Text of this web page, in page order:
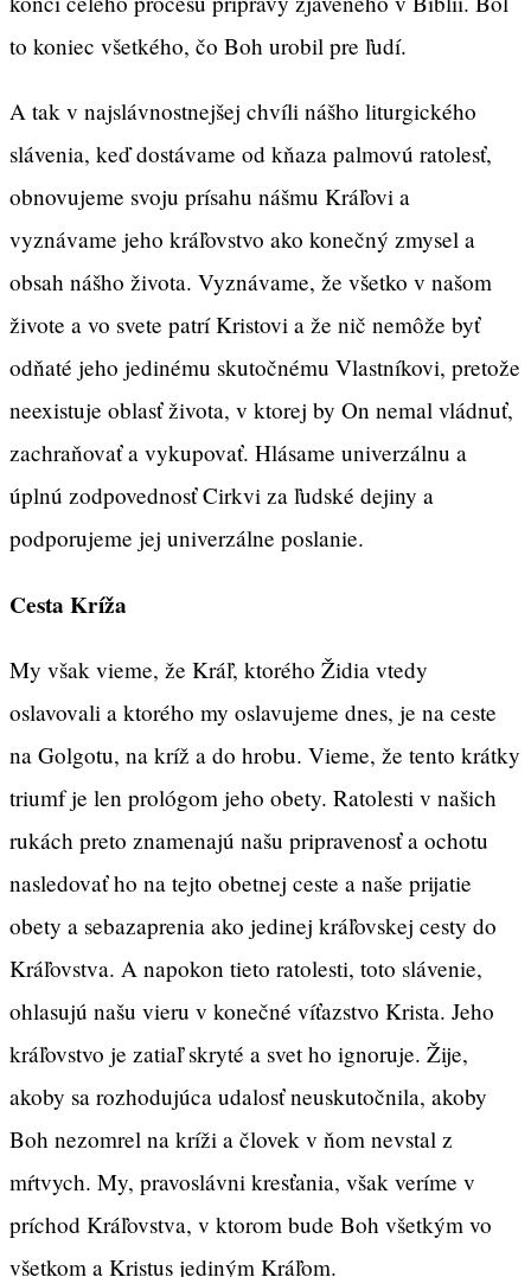
to koniec všetkého, čo Boh urobil pre ľudí.
A tak v najslávnostnejšej chvíli nášho liturgického
slávenia, keď dostávame od kňaza palmovú ratolesť,
obnovujeme svoju prísahu nášmu Kráľovi a
vyznávame jeho kráľovstvo ako konečný zmysel a
obsah nášho života. Vyznávame, že všetko v našom
živote a vo svete patrí Kristovi a že nič nemôže byť
odňaté jeho jedinému skutočnému Vlastníkovi, pretože
neexistuje oblasť života, v ktorej by On nemal vládnuť,
zachraňovať a vykupovať. Hlásame univerzálnu a
úplnú zodpovednosť Cirkvi za ľudské dejiny a
podporujeme jej univerzálne poslanie.
Cesta Kríža
My však vieme, že Kráľ, ktorého Židia vtedy
oslavovali a ktorého my oslavujeme dnes, je na ceste
na Golgotu, na kríž a do hrobu. Vieme, že tento krátky
triumf je len prológom jeho obety. Ratolesti v našich
rukách preto znamenajú našu pripravenosť a ochotu
nasledovať ho na tejto obetnej ceste a naše prijatie
obety a sebazaprenia ako jedinej kráľovskej cesty do
Kráľovstva. A napokon tieto ratolesti, toto slávenie,
ohlasujú našu vieru v konečné víťazstvo Krista. Jeho
kráľovstvo je zatiaľ skryté a svet ho ignoruje. Žije,
akoby sa rozhodujúca udalosť neuskutočnila, akoby
Boh nezomrel na kríži a človek v ňom nevstal z
mŕtvych. My, pravoslávni kresťania, však veríme v
príchod Kráľovstva, v ktorom bude Boh všetkým vo
všetkom a Kristus jediným Kráľom.